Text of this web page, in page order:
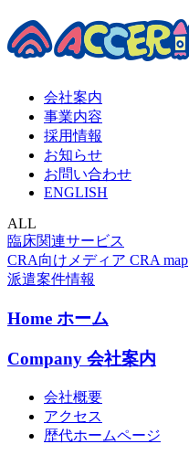
会社案内
事業内容
採用情報
お知らせ
お問い合わせ
ENGLISH
ALL
臨床関連サービス
CRA向けメディア CRA map
派遣案件情報
Home ホーム
Company 会社案内
会社概要
アクセス
歴代ホームページ